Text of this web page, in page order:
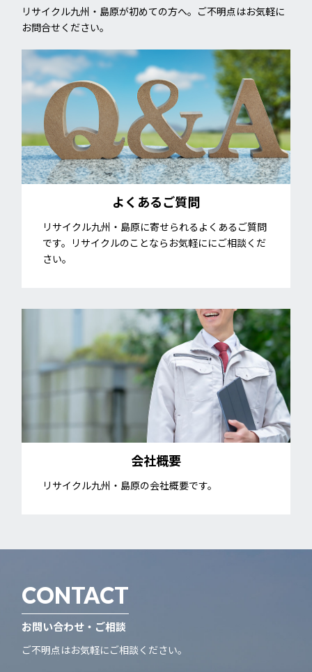
リサイクル九州・島原が初めての方へ。ご不明点はお気軽に
お問合せください。
よくあるご質問
リサイクル九州・島原に寄せられるよくあるご質問
です。リサイクルのことならお気軽ににご相談くだ
さい。
会社概要
リサイクル九州・島原の会社概要です。
CONTACT
お問い合わせ・ご相談
ご不明点はお気軽にご相談ください。